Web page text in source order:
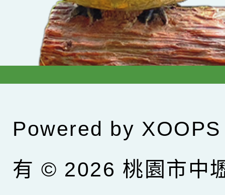
Powered by XOOPS
有 © 2026 桃園市中